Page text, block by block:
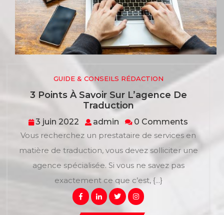
GUIDE & CONSEILS RÉDACTION
3 Points À Savoir Sur L’agence De
Traduction3
À
Savoir
Sur
De
Traduction
3 juin 2022
3
juin
admin admin
0 Comments
Vous recherchez un prestataire de services en
matière de traduction, vous devez solliciter une
agence spécialisée. Si vous ne savez pas
exactement ce que c’est, {...}
Facebook
Linkedin
TwitterInstagram